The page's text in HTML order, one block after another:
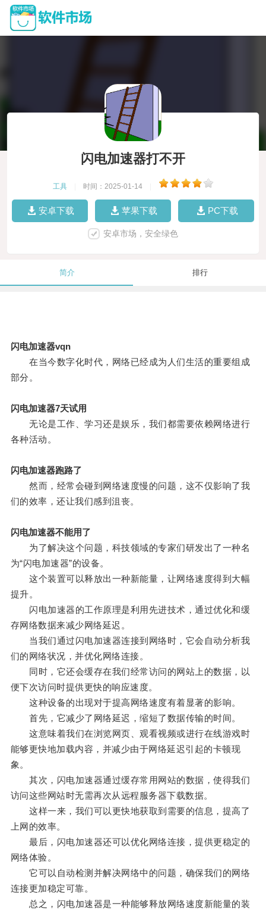
闪电加速器打不开
工具 时间：2025-01-14
安卓下载 苹果下载 PC下载
安卓市场，安全绿色
简介 排行
闪电加速器vqn
在当今数字化时代，网络已经成为人们生活的重要组成
部分。
闪电加速器7天试用
无论是工作、学习还是娱乐，我们都需要依赖网络进行
各种活动。
闪电加速器跑路了
然而，经常会碰到网络速度慢的问题，这不仅影响了我
们的效率，还让我们感到沮丧。
闪电加速器不能用了
为了解决这个问题，科技领域的专家们研发出了一种名
为“闪电加速器”的设备。
这个装置可以释放出一种新能量，让网络速度得到大幅
提升。
闪电加速器的工作原理是利用先进技术，通过优化和缓
存网络数据来减少网络延迟。
当我们通过闪电加速器连接到网络时，它会自动分析我
们的网络状况，并优化网络连接。
同时，它还会缓存在我们经常访问的网站上的数据，以
便下次访问时提供更快的响应速度。
这种设备的出现对于提高网络速度有着显著的影响。
首先，它减少了网络延迟，缩短了数据传输的时间。
这意味着我们在浏览网页、观看视频或进行在线游戏时
能够更快地加载内容，并减少由于网络延迟引起的卡顿现
象。
其次，闪电加速器通过缓存常用网站的数据，使得我们
访问这些网站时无需再次从远程服务器下载数据。
这样一来，我们可以更快地获取到需要的信息，提高了
上网的效率。
最后，闪电加速器还可以优化网络连接，提供更稳定的
网络体验。
它可以自动检测并解决网络中的问题，确保我们的网络
连接更加稳定可靠。
总之，闪电加速器是一种能够释放网络速度新能量的装